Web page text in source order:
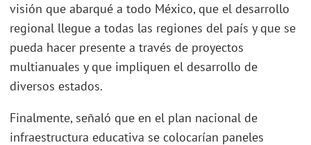
visión que abarqué a todo México, que el desarrollo
regional llegue a todas las regiones del país y que se
pueda hacer presente a través de proyectos
multianuales y que impliquen el desarrollo de
diversos estados.
Finalmente, señaló que en el plan nacional de
infraestructura educativa se colocarían paneles